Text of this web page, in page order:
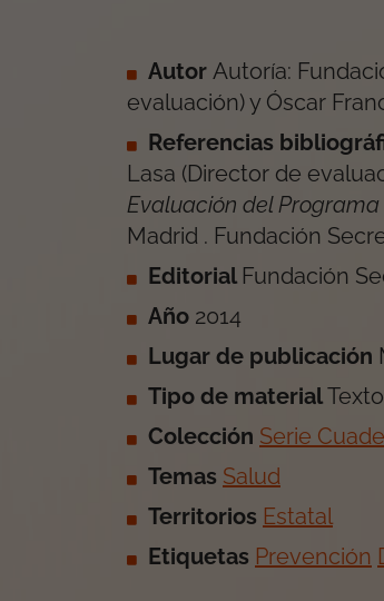
Autor Autoría:
evaluación) y Óscar
Referencias
Lasa (Director de
Evaluación del
Madrid . Fundación
Editorial Fundación
Año 2014
Lugar de publicación
Tipo de material Texto
Colección Serie
Temas Salud
Territorios Estatal
Etiquetas Prevención